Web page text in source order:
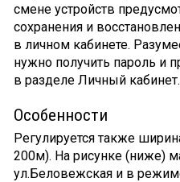
смене устройств
сохранения и
в личном кабинете.
нужно получить пароль и
в разделе Личный кабинет.
Особенности
Регулируется также
200м). На рисунке (ниже)
ул.Беловежская и в